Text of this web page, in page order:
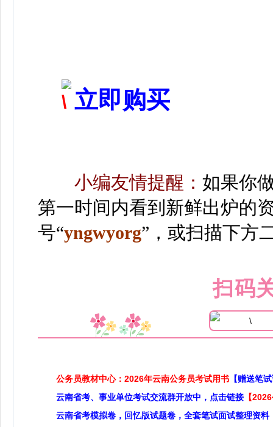
立即购买
小编友情提醒： 如果你
第一时间内看到新鲜出炉的
号“yngwyorg” ，或扫描下方
扫码
公务员教材中心：2026年云南公务员考试用书 【赠送笔
云南省考、事业单位考试交流群开放中，点击链接 【
云南省考模拟卷，回忆版试题卷，全套笔试面试整理资料